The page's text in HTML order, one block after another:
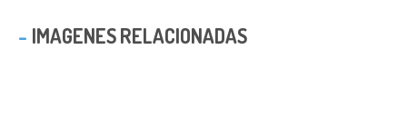
IMAGENES RELACIONADAS